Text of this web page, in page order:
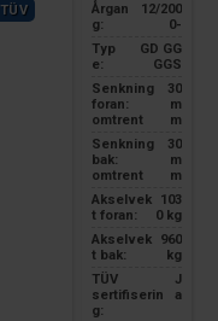
TÜV
Årgan
g:
12/200
0-
Typ
e:
GD GG
GGS
Senkning
foran:
omtrent
30
m
m
Senkning
bak:
omtrent
30
m
m
Akselvek
t foran:
103
0 kg
Akselvek
t bak:
960
kg
TÜV
sertifiserin
g:
J
a